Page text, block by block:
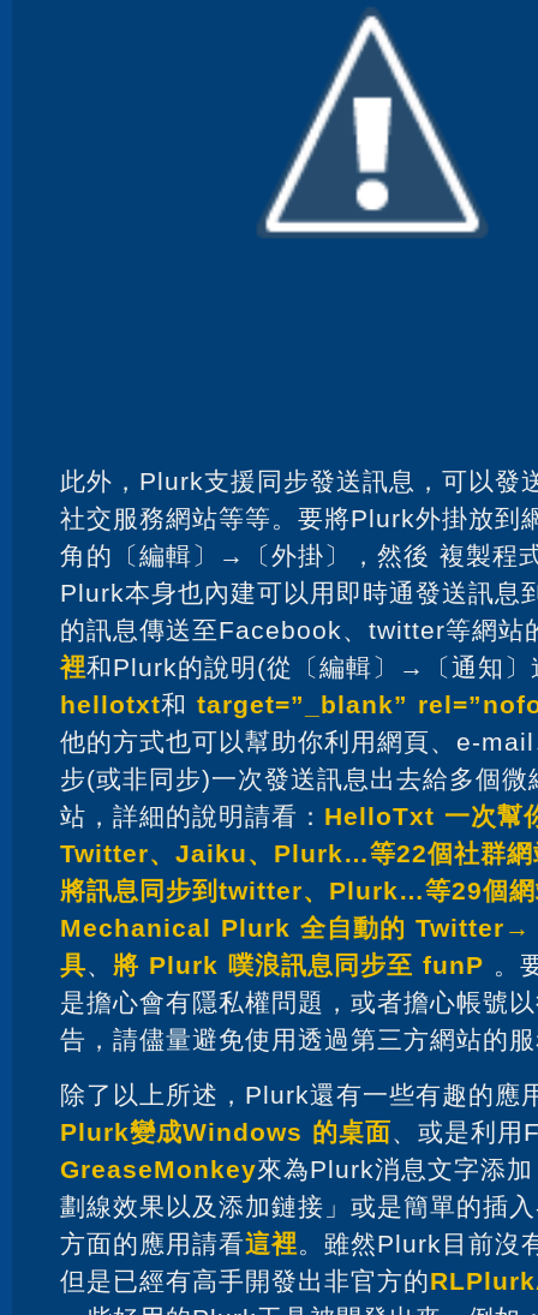
此外，Plurk支援同步發送訊息，可以發
社交服務網站等等。要將Plurk外掛放到
角的〔編輯〕→〔外掛〕，然後 複製程
Plurk本身也內建可以用即時通發送訊息
的訊息傳送至Facebook、twitter等網站
裡和Plurk的說明(從〔編輯〕→〔通知〕
hellotxt和 target=”_blank”
他的方式也可以幫助你利用網頁、e-
步(或非同步)一次發送訊息出去給多個微
站，詳細的說明請看： HelloTxt 一次幫
Twitter、Jaiku、Plurk…等22個社群網
將訊息同步到twitter、Plurk…等29個網
Mechanical Plurk 全自動的 Twitter→
具、 將 Plurk 噗浪訊息同步至 funP 。
是擔心會有隱私權問題，或者擔心帳號
告，請儘量避免使用透過第三方網站的
除了以上所述，Plurk還有一些有趣的應
Plurk變成Windows 的桌面、或是利用
GreaseMonkey來為Plurk消息文字添
劃線效果以及添加鏈接」或是簡單的插
方面的應用請看這裡。雖然Plurk目前沒
但是已經有高手開發出非官方的